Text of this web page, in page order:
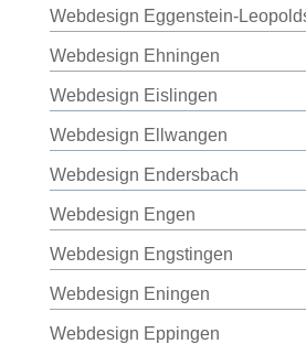
Webdesign Eggenstein-
Webdesign Ehningen
Webdesign Eislingen
Webdesign Ellwangen
Webdesign Endersbach
Webdesign Engen
Webdesign Engstingen
Webdesign Eningen
Webdesign Eppingen